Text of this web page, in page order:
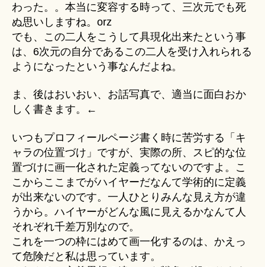
わった。。本当に変容する時って、三次元でも死
ぬ思いしますね。orz
でも、この二人をこうして具現化出来たという事
は、6次元の自分であるこの二人を受け入れられる
ようになったという事なんだよね。
ま、後はおいおい、お話写真で、適当に面白おか
しく書きます。←
いつもプロフィールページ書く時に苦労する「キ
ャラの位置づけ」ですが、実際の所、スピ的な位
置づけに画一化された定義ってないのですよ。こ
こからここまでがハイヤーだなんて学術的に定義
が出来ないのです。一人ひとりみんな見え方が違
うから。ハイヤーがどんな風に見えるかなんて人
それぞれ千差万別なので。
これを一つの枠にはめて画一化するのは、かえっ
て危険だと私は思っています。